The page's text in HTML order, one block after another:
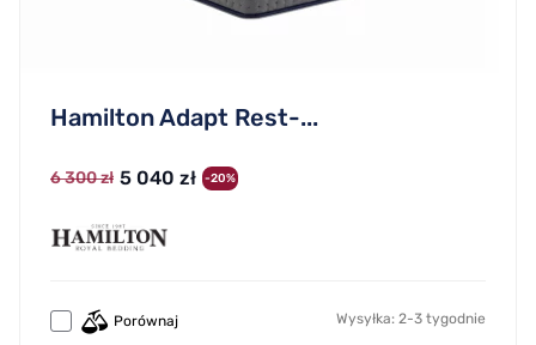
Hamilton Adapt Rest-...
6 300 zł 5 040 zł -20%
Porównaj Wysyłka: 2-3 tygodnie